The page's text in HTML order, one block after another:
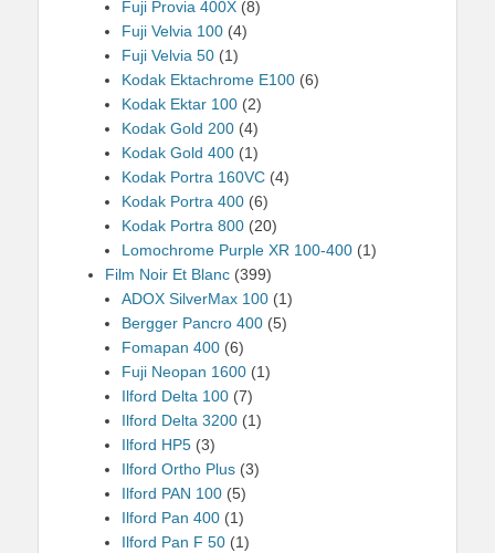
Fuji Provia 400X (8)
Fuji Velvia 100 (4)
Fuji Velvia 50 (1)
Kodak Ektachrome E100 (6)
Kodak Ektar 100 (2)
Kodak Gold 200 (4)
Kodak Gold 400 (1)
Kodak Portra 160VC (4)
Kodak Portra 400 (6)
Kodak Portra 800 (20)
Lomochrome Purple XR 100-400 (1)
Film Noir Et Blanc (399)
ADOX SilverMax 100 (1)
Bergger Pancro 400 (5)
Fomapan 400 (6)
Fuji Neopan 1600 (1)
Ilford Delta 100 (7)
Ilford Delta 3200 (1)
Ilford HP5 (3)
Ilford Ortho Plus (3)
Ilford PAN 100 (5)
Ilford Pan 400 (1)
Ilford Pan F 50 (1)